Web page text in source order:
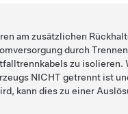
am zusätzlichen
durch
zu isolieren.
NICHT getrennt ist
kann dies zu einer